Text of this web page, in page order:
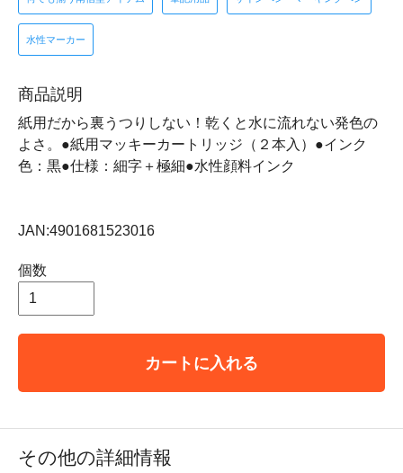
水性マーカー
商品説明
紙用だから裏うつりしない！乾くと水に流れない発色の
よさ。●紙用マッキーカートリッジ（２本入）●インク
色：黒●仕様：細字＋極細●水性顔料インク
JAN:4901681523016
個数
カートに入れる
その他の詳細情報